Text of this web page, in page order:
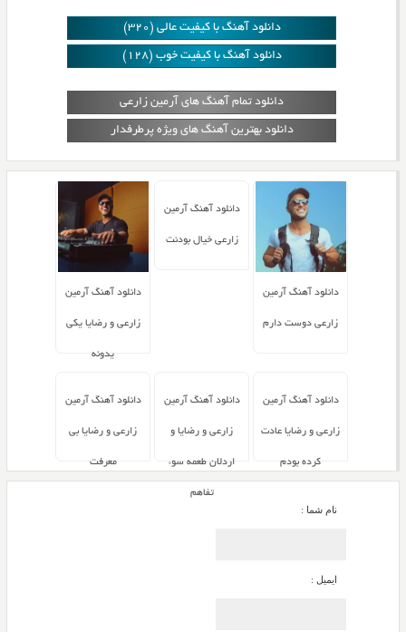
دانلود آهنگ با کیفیت عالی (320)
دانلود آهنگ با کیفیت خوب (128)
دانلود تمام آهنگ های آرمین زارعی
دانلود بهترین آهنگ های ویژه پرطرفدار
دانلود آهنگ آرمین
زارعی دوست دارم
دانلود آهنگ آرمین
زارعی خیال بودنت
دانلود آهنگ آرمین
زارعی و رضایا یکی
یدونه
دانلود آهنگ آرمین
زارعی و رضایا عادت
کرده بودم
دانلود آهنگ آرمین
زارعی و رضایا و
اردلان طعمه سوء
تفاهم
دانلود آهنگ آرمین
زارعی و رضایا بی
معرفت
نام شما :
ایمیل :